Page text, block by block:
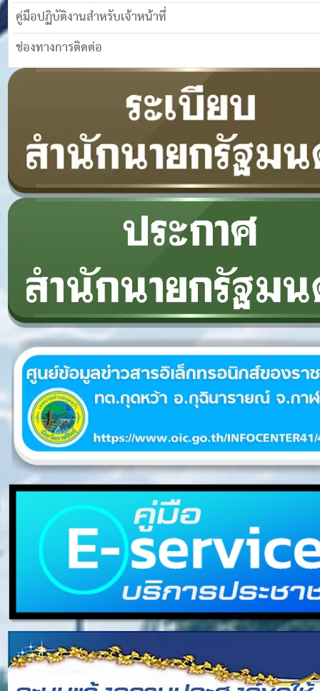
คู่มือปฏิบัติงานสำหรับเจ้าหน้าที่
ช่องทางการติดต่อ